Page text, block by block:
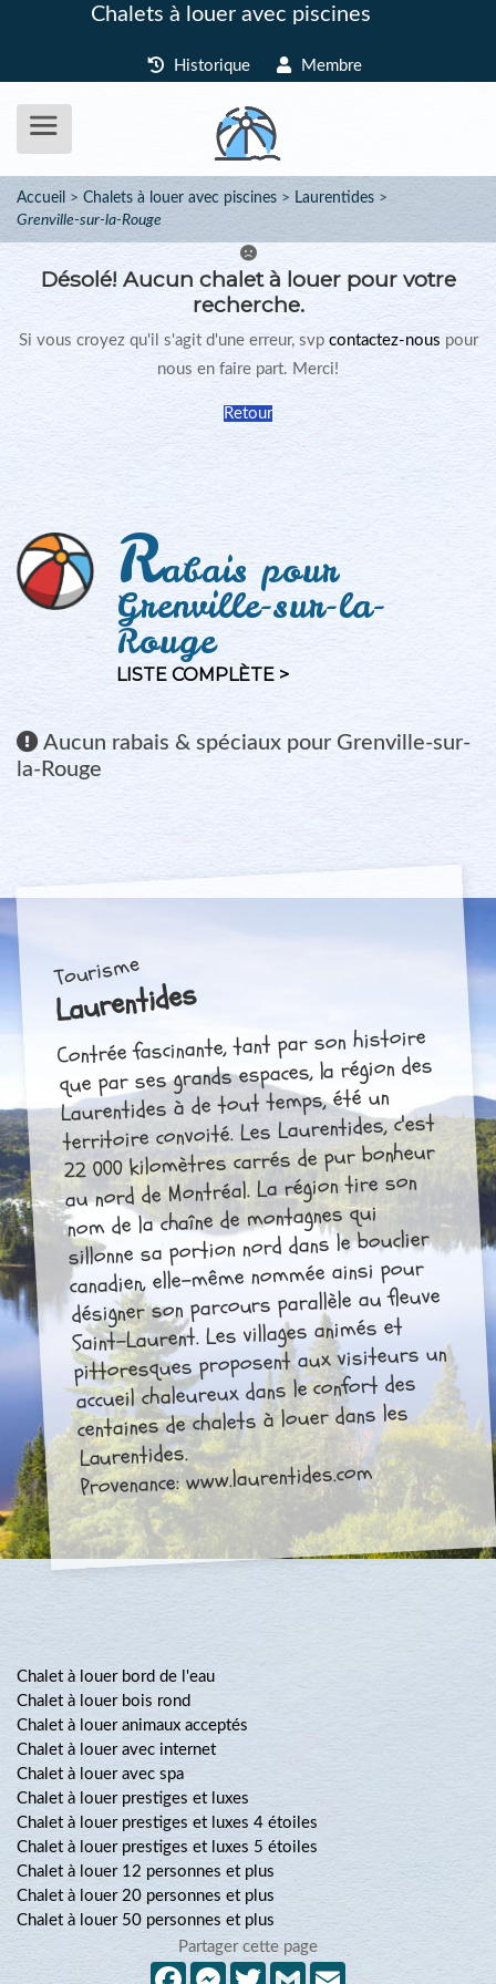
Chalets à louer avec piscines
Historique Membre
Accueil Chalets à louer avec piscines
Laurentides
Grenville-sur-la-Rouge
Désolé! Aucun chalet à louer pour votre
recherche.
Si vous croyez qu'il s'agit d'une erreur, svp contactez-nous pour
nous en faire part. Merci!
Retour
Rabais pour
Grenville-sur-la-
Rouge
LISTE COMPLÈTE >
Aucun rabais & spéciaux pour Grenville-sur-
la-Rouge
Tourisme
Laurentides
Contrée fascinante, tant par son histoire
que par ses grands espaces, la région des
Laurentides à de tout temps, été un
territoire convoité. Les Laurentides, c'est
22 000 kilomètres carrés de pur bonheur
au nord de Montréal. La région tire son
nom de la chaîne de montagnes qui
sillonne sa portion nord dans le bouclier
canadien, elle-même nommée ainsi pour
désigner son parcours parallèle au fleuve
Saint-Laurent. Les villages animés et
pittoresques proposent aux visiteurs un
accueil chaleureux dans le confort des
centaines de chalets à louer dans les
Laurentides.
Provenance: www.laurentides.com
Chalet à louer bord de l'eau
Chalet à louer bois rond
Chalet à louer animaux acceptés
Chalet à louer avec internet
Chalet à louer avec spa
Chalet à louer prestiges et luxes
Chalet à louer prestiges et luxes 4 étoiles
Chalet à louer prestiges et luxes 5 étoiles
Chalet à louer 12 personnes et plus
Chalet à louer 20 personnes et plus
Chalet à louer 50 personnes et plus
Partager cette page
FacebookMessenger
TwitterGmail